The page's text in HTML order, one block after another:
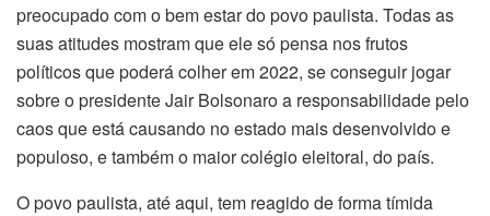
preocupado com o bem estar do povo paulista. Todas as
suas atitudes mostram que ele só pensa nos frutos
políticos que poderá colher em 2022, se conseguir jogar
sobre o presidente Jair Bolsonaro a responsabilidade pelo
caos que está causando no estado mais desenvolvido e
populoso, e também o maior colégio eleitoral, do país.
O povo paulista, até aqui, tem reagido de forma tímida